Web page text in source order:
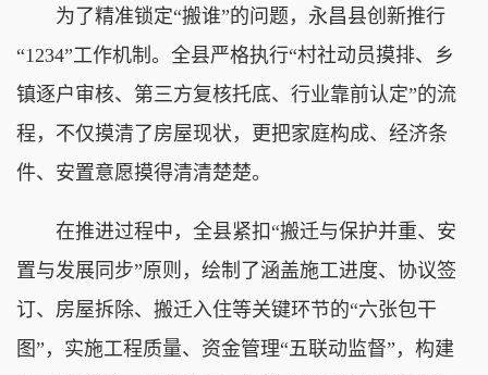
为了精准锁定“搬谁”的问题，永昌县创新推行
“1234”工作机制。全县严格执行“村社动员摸排、乡
镇逐户审核、第三方复核托底、行业靠前认定”的流
程，不仅摸清了房屋现状，更把家庭构成、经济条
件、安置意愿摸得清清楚楚。
在推进过程中，全县紧扣“搬迁与保护并重、安
置与发展同步”原则，绘制了涵盖施工进度、协议签
订、房屋拆除、搬迁入住等关键环节的“六张包干
图”，实施工程质量、资金管理“五联动监督”，构建